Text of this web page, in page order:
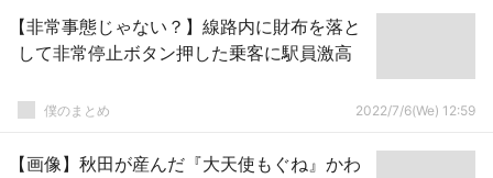
【非常事態じゃない？】線路内に財布を落と
して非常停止ボタン押した乗客に駅員激高
僕のまとめ 2022/7/6(We) 12:59
【画像】秋田が産んだ『大天使もぐね』かわ